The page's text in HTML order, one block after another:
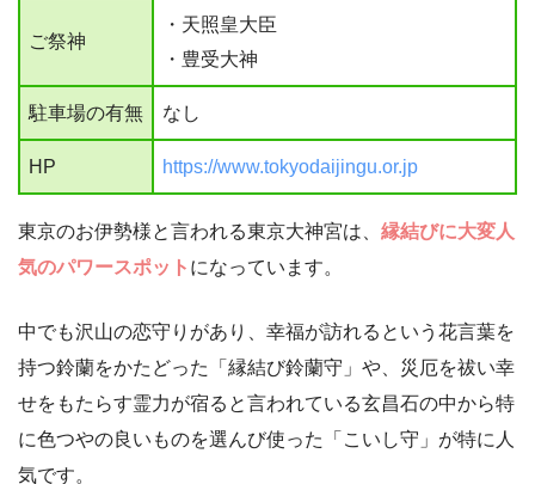
ご祭神
・天照皇大臣
・豊受大神
駐車場の有無 なし
HP https://www.tokyodaijingu.or.jp
東京のお伊勢様と言われる東京大神宮は、 縁結びに大変人
気のパワースポット になっています。
中でも沢山の恋守りがあり、幸福が訪れるという花言葉を
持つ鈴蘭をかたどった「縁結び鈴蘭守」や、災厄を祓い幸
せをもたらす霊力が宿ると言われている玄昌石の中から特
に色つやの良いものを選んび使った「こいし守」が特に人
気です。